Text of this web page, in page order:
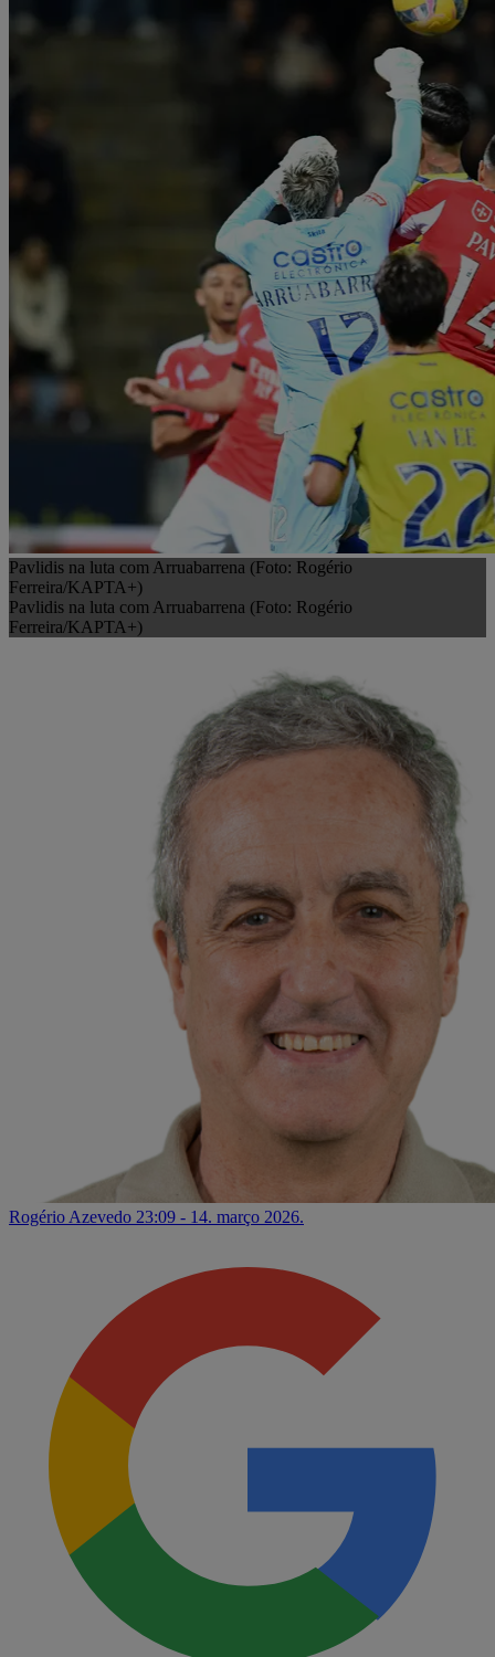
Pavlidis na luta com Arruabarrena (Foto: Rogério
Ferreira/KAPTA+)
Pavlidis na luta com Arruabarrena (Foto: Rogério
Ferreira/KAPTA+)
Rogério Azevedo 23:09 - 14. março 2026.